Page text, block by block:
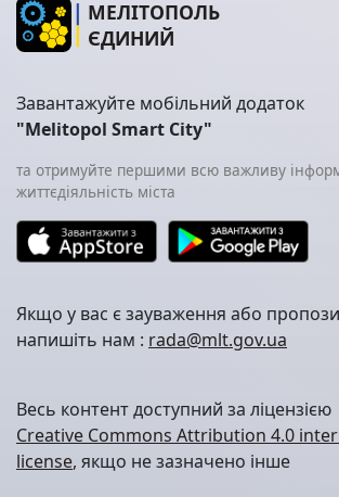
МЕЛІТОПОЛЬ
ЄДИНИЙ
Завантажуйте мобільний додаток
"Melitopol Smart City"
та отримуйте першими всю важливу
життєдіяльність міста
Якщо у вас є зауваження або
напишіть нам : rada@mlt.gov.ua
Весь контент доступний за ліцензією
Creative Commons Attribution 4.0
license, якщо не зазначено інше